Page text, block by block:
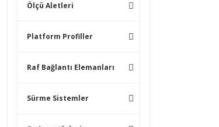
Ölçü Aletleri
Platform Profiller
Raf Bağlantı Elemanları
Sürme Sistemler